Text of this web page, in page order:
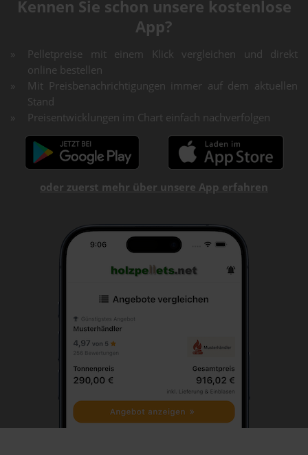
Kennen Sie schon unsere kostenlose
App?
Pelletpreise mit einem Klick vergleichen und direkt
online bestellen
Mit Preisbenachrichtigungen immer auf dem aktuellen
Stand
Preisentwicklungen im Chart einfach nachverfolgen
oder zuerst mehr über unsere App erfahren